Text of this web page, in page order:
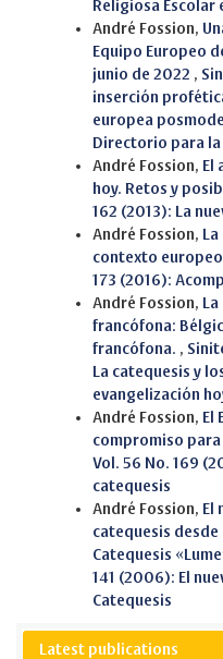
Religiosa Escolar
André Fossion,
Equipo Europeo
junio de 2022 ,
inserción
europea
Directorio para
André Fossion, El
hoy. Retos y
162 (2013): La
André Fossion,
contexto
173 (2016):
André Fossion,
francófona:
francófona. ,
La catequesis y
evangelización
André Fossion, El
compromiso
Vol. 56 No. 169
catequesis
André Fossion, El
catequesis
Catequesis
141 (2006): El
Catequesis
Latest publications